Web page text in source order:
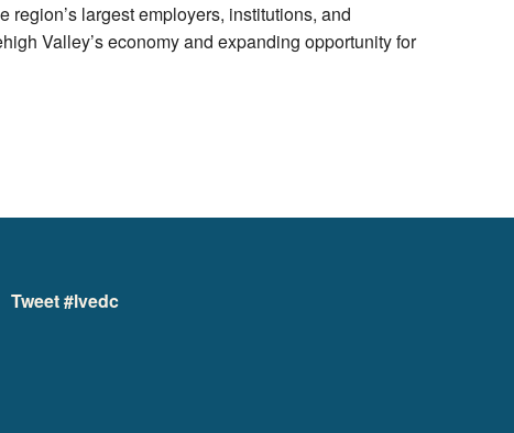
largest employers, institutions, and
Valley’s economy and expanding opportunity for
Tweet #lvedc